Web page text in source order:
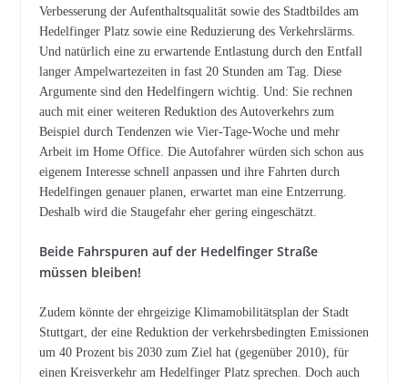
Verbesserung der Aufenthaltsqualität sowie des Stadtbildes am
Hedelfinger Platz sowie eine Reduzierung des Verkehrslärms.
Und natürlich eine zu erwartende Entlastung durch den Entfall
langer Ampelwartezeiten in fast 20 Stunden am Tag. Diese
Argumente sind den Hedelfingern wichtig. Und: Sie rechnen
auch mit einer weiteren Reduktion des Autoverkehrs zum
Beispiel durch Tendenzen wie Vier-Tage-Woche und mehr
Arbeit im Home Office. Die Autofahrer würden sich schon aus
eigenem Interesse schnell anpassen und ihre Fahrten durch
Hedelfingen genauer planen, erwartet man eine Entzerrung.
Deshalb wird die Staugefahr eher gering eingeschätzt.
Beide Fahrspuren auf der Hedelfinger Straße
müssen bleiben!
Zudem könnte der ehrgeizige Klimamobilitätsplan der Stadt
Stuttgart, der eine Reduktion der verkehrsbedingten Emissionen
um 40 Prozent bis 2030 zum Ziel hat (gegenüber 2010), für
einen Kreisverkehr am Hedelfinger Platz sprechen. Doch auch